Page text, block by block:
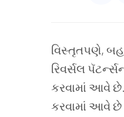
વિસ્તૃતપણે,
રિવર્સલ
કરવામાં આવે છે.
કરવામાં આવે છે